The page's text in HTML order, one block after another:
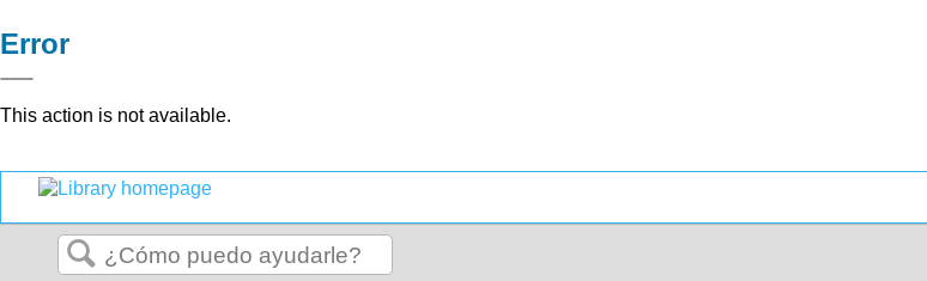
Error
This action is not available.